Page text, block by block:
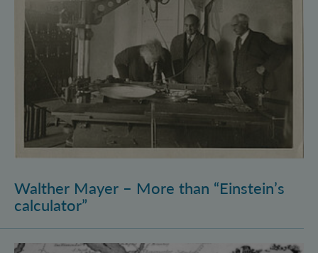
Walther Mayer – More than “Einstein’s
calculator”